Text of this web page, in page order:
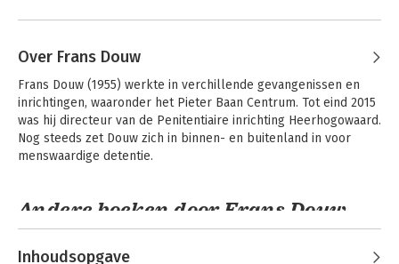
Over Frans Douw
Frans Douw (1955) werkte in verchillende gevangenissen en
inrichtingen, waaronder het Pieter Baan Centrum. Tot eind 2015
was hij directeur van de Penitentiaire inrichting Heerhogowaard.
Nog steeds zet Douw zich in binnen- en buitenland in voor
menswaardige detentie.
Andere boeken door Frans Douw
Inhoudsopgave